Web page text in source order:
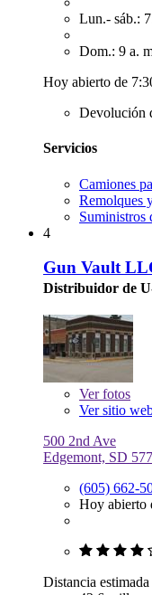
Lun.- sáb.:
Dom.: 9 a.
Hoy abierto de
Devolución
Servicios
Camiones
Remolques
Suministros
4
Gun Vault
Distribuidor de
Verfotos
Ver sitio
500 2nd Ave
Edgemont, SD
(605) 662-
Hoy abierto
Distancia estimada